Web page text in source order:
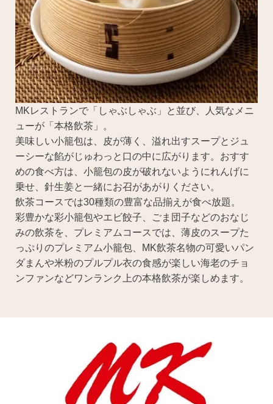
MKレストランで「しゃぶしゃぶ」と並び、人気なメニ
ューが「本格飲茶」。
美味しい小籠包は、皮が薄く、溢れ出すスープとジュ
ーシーな餡がじゅわっと口の中に広がります。おすす
めの食べ方は、小籠包の皮が破れないようにれんげに
乗せ、針生姜と一緒にお召があがりください。
飲茶コースでは30種類の豊富な品揃えが食べ放題。
彩豊かな彩小籠包やエビ餃子、ごま団子などのおなじ
みの飲茶を、プレミアムコースでは、薄皮のスープた
っぷりのプレミアム小籠包、MK飲茶名物の可愛いパン
ダまんや米粉のプルプル衣の食感が楽しい海老のチョ
ンファンなどワンランク上の本格飲茶が楽しめます。